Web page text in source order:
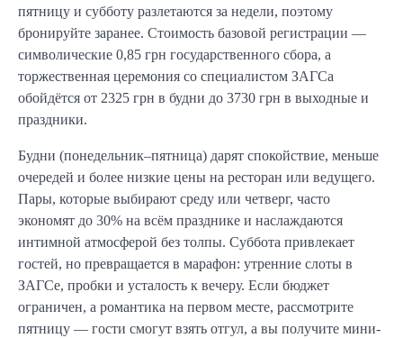
пятницу и субботу разлетаются за недели, поэтому
бронируйте заранее. Стоимость базовой регистрации —
символические 0,85 грн государственного сбора, а
торжественная церемония со специалистом ЗАГСа
обойдётся от 2325 грн в будни до 3730 грн в выходные и
праздники.
Будни (понедельник–пятница) дарят спокойствие, меньше
очередей и более низкие цены на ресторан или ведущего.
Пары, которые выбирают среду или четверг, часто
экономят до 30% на всём празднике и наслаждаются
интимной атмосферой без толпы. Суббота привлекает
гостей, но превращается в марафон: утренние слоты в
ЗАГСе, пробки и усталость к вечеру. Если бюджет
ограничен, а романтика на первом месте, рассмотрите
пятницу — гости смогут взять отгул, а вы получите мини-